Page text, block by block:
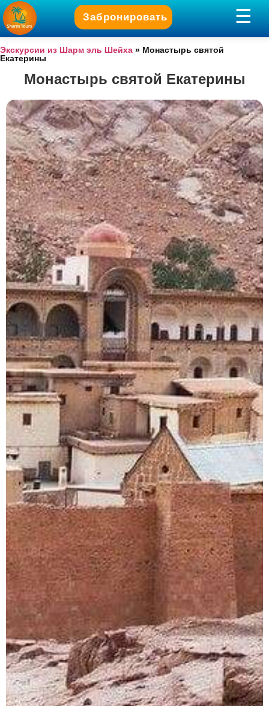
Забронировать
Экскурсии из Шарм эль Шейха » Монастырь святой
Екатерины
Монастырь святой Екатерины